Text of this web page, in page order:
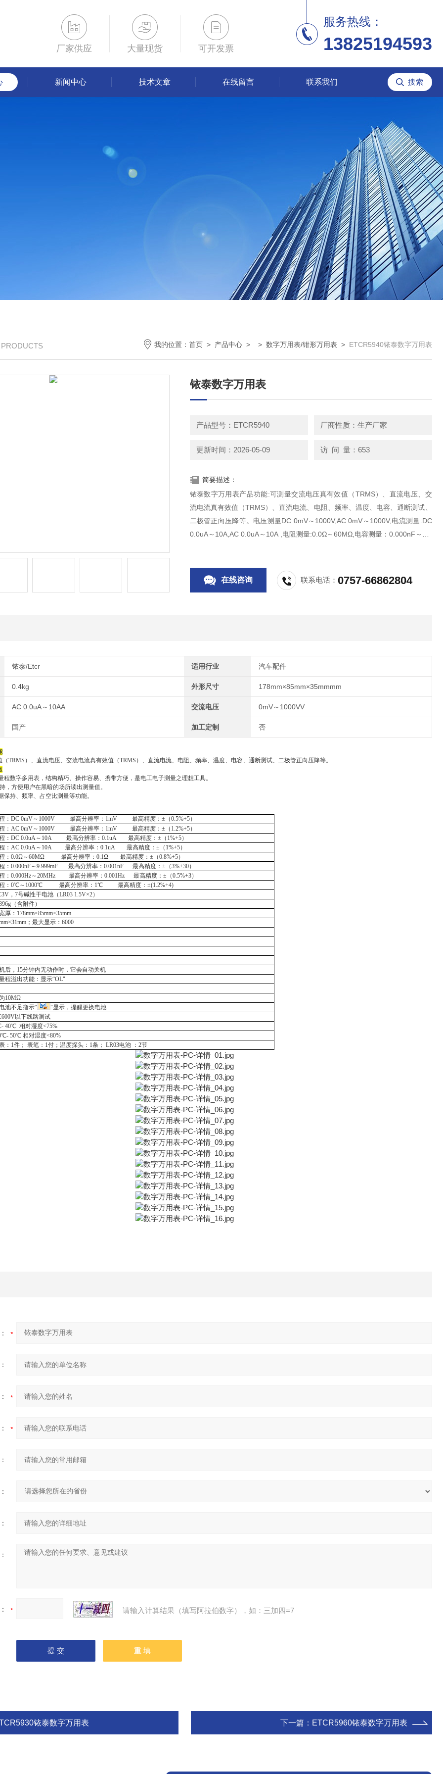
厂家供应 大量现货 可开发票
服务热线：
13825194593
新闻中心 技术文章 在线留言 联系我们
我的位置： 首页 > 产品中心 > > 数字万用表/钳形万用表 > ETCR5940铱泰数字万用表
铱泰数字万用表
产品型号：ETCR5940 厂商性质：生产厂家
更新时间：2026-05-09 访 问 量：653
简要描述：
铱泰数字万用表产品功能:可测量交流电压真有效值（TRMS）、直流电压、交
流电流真有效值（TRMS）、直流电流、电阻、频率、温度、电容、通断测试、
二极管正向压降等。电压测量DC 0mV～1000V,AC 0mV～1000V,电流测量:DC
0.0uA～10A,AC 0.0uA～10A ,电阻测量:0.0Ω～60MΩ,电容测量：0.000nF～9.9
在线咨询 联系电话：0757-66862804
铱泰/Etcr 适用行业 汽车配件
0.4kg 外形尺寸 178mm×85mm×35mmmm
AC 0.0uA～10AA 交流电压 0mV～1000VV
国产 加工定制 否
（TRMS）、直流电压、交流电流真有效值（TRMS）、直流电流、电阻、频率、温度、电容、通断测试、二极管正向压降等。
程数字多用表，结构精巧、操作容易、携带方便，是电工电子测量之理想工具。
，方便用户在黑暗的场所读出测量值。
保持、频率、占空比测量等功能。
： DC 0mV～ 1000V 最高分辨率： 1mV 最高精度： ±（0.5%+5）
： AC 0mV～ 1000V 最高分辨率： 1mV 最高精度： ±（1.2%+5）
： DC 0.0uA～ 10A 最高分辨率： 0.1uA 最高精度： ±（1%+5）
： AC 0.0uA～ 10A 最高分辨率： 0.1uA 最高精度： ±（1%+5）
： 0.0Ω～60MΩ 最高分辨率： 0.1Ω 最高精度： ±（0.8%+5）
： 0.000nF～9.999mF 最高分辨率： 0.001nF 最高精度： ±（3%+30）
： 0.000Hz～20MHz 最高分辨率： 0.001Hz 最高精度： ±（0.5%+3）
： 0℃～ 1000℃ 最高分辨率： 1℃ 最高精度： ±(1.2%+4)
3V ， 7号碱性干电池（LR03 1.5V×2）
（含附件）
厚： 178mm×85mm×35mm
；最大显示：6000
后， 15分钟内无动作时，它会自动关机
程溢出功能： 显示“OL"
10MΩ
池不足指示“
"显示，提醒更换电池
以下线路测试
40℃ 相对湿度<75%
50℃ 相对湿度<80%
： 1件； 表笔： 1付；温度探头：1条； LR03电池 ： 2节
请输入计算结果（填写阿拉伯数字），如：三加四=7
铱泰数字万用表 下一篇： ETCR5960铱泰数字万用表